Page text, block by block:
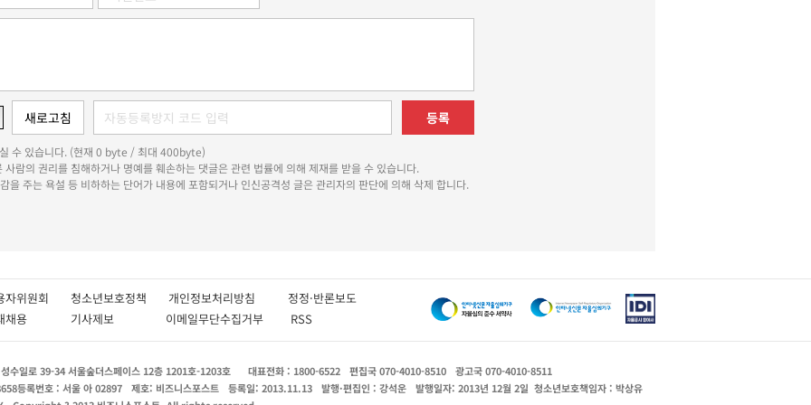
등록
수 있습니다. (현재 0 byte / 최대 400byte)
사람의 권리를 침해하거나 명예를 훼손하는 댓글은 관련 법률에 의해 제재를 받을 수 있습니다.
을 주는 욕설 등 비하하는 단어가 내용에 포함되거나 인신공격성 글은 관리자의 판단에 의해 삭제 합니다.
자위원회 청소년보호정책 개인정보처리방침 정정·반론보도
채용
기사제보 이메일무단수집거부 RSS
수일로 39-34 서울숲더스페이스 12층 1201호-1203호 대표전화 : 1800-6522 편집국 070-4010-8510
광고국 070-4010-8511
등록번호 : 서울 아 02897 제호: 비즈니스포스트 등록일: 2013.11.13 발행·편집인 : 강석운 발행일자: 2013년 12월 2일 청소년보호책임자 : 박상유